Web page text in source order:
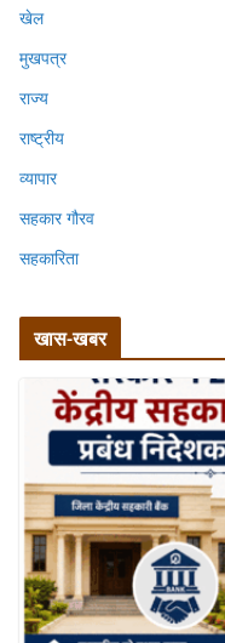
खेल
मुखपत्र
राज्य
राष्ट्रीय
व्यापार
सहकार गौरव
सहकारिता
खास-खबर